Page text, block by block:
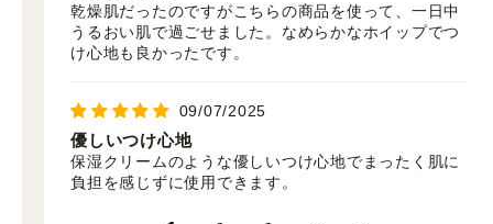
乾燥肌だったのですがこちらの商品を使って、一日中
うるおい肌で過ごせました。なめらかなホイップでつ
け心地も良かったです。
09/07/2025
優しいつけ心地
保湿クリームのような優しいつけ心地でまったく肌に
負担を感じずに使用できます。